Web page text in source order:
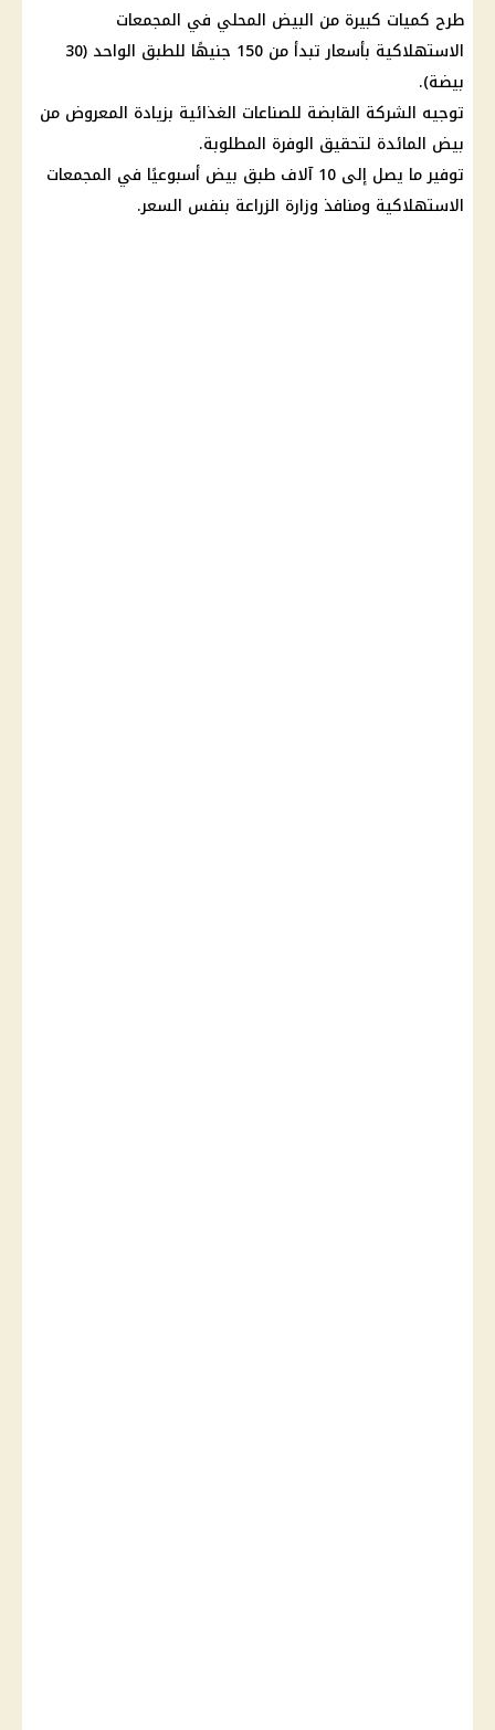
طرح كميات كبيرة من البيض المحلي في المجمعات
الاستهلاكية
بأسعار تبدأ من 150 جنيهًا للطبق الواحد (30
بيضة).
توجيه الشركة القابضة للصناعات الغذائية بزيادة المعروض من
بيض المائدة لتحقيق الوفرة المطلوبة.
توفيرما يصل إلى 10 آلاف طبق بيض أسبوعيًا في المجمعات
الاستهلاكية ومنافذ وزارة الزراعة بنفس السعر.